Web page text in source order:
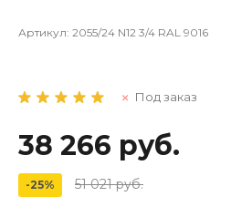
Артикул: 2055/24 N12 3/4 RAL 9016
Под заказ
38 266 руб.
-25% 51 021 руб.